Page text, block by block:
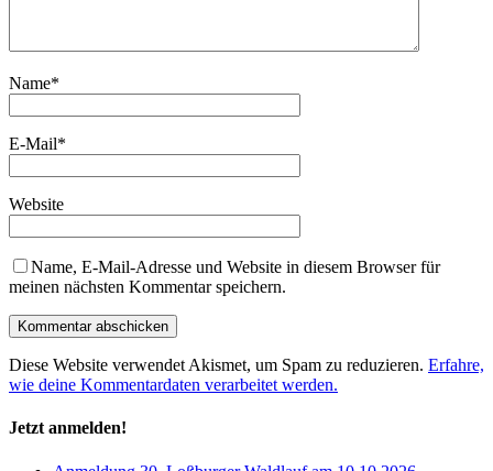
Name*
E-Mail*
Website
Name, E-Mail-Adresse und Website in diesem Browser für
meinen nächsten Kommentar speichern.
Diese Website verwendet Akismet, um Spam zu reduzieren. Erfahre,
wie deine Kommentardaten verarbeitet werden.
Jetzt anmelden!